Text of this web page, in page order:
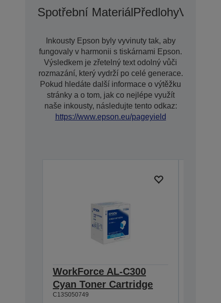
Spotřební MateriálPředlohy
Inkousty Epson byly vyvinuty tak, aby
fungovaly v harmonii s tiskárnami Epson.
Výsledkem je zřetelný text odolný vůči
rozmazání, který vydrží po celé generace.
Pokud hledáte další informace o výtěžku
stránky a o tom, jak co nejlépe využít
naše inkousty, následujte tento odkaz:
https://www.epson.eu/pageyield
WorkForce AL-C300
Cyan Toner Cartridge
C13S050749